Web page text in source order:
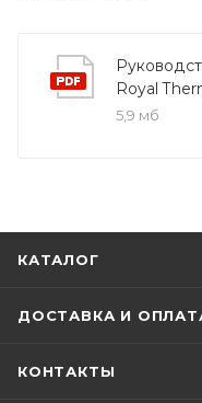
Royal
5,9 мб
КАТАЛОГ
ДОСТАВКА И
КОНТАКТЫ